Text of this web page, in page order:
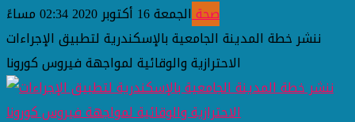
صحةالجمعة 16 أكتوبر 2020 02:34 مساءً
ننشر خطة المدينة الجامعية بالإسكندرية لتطبيق الإجراءات
الاحترازية والوقائية لمواجهة فيروس كورونا